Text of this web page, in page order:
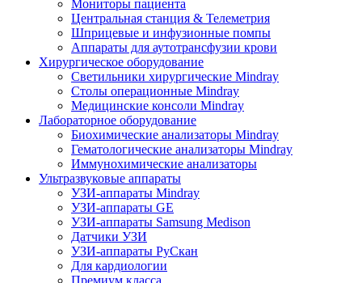
Мониторы пациента
Центральная станция & Телеметрия
Шприцевые и инфузионные помпы
Аппараты для аутотрансфузии крови
Хирургическое оборудование
Светильники хирургические Mindray
Столы операционные Mindray
Медицинские консоли Mindray
Лабораторное оборудование
Биохимические анализаторы Mindray
Гематологические анализаторы Mindray
Иммунохимические анализаторы
Ультразвуковые аппараты
УЗИ-аппараты Mindray
УЗИ-аппараты GE
УЗИ-аппараты Samsung Medison
Датчики УЗИ
УЗИ-аппараты РуСкан
Для кардиологии
Премиум класса